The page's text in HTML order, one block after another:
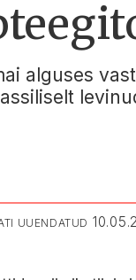
alguses
UUENDATUD